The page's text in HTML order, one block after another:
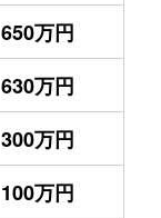
650万円
630万円
300万円
100万円